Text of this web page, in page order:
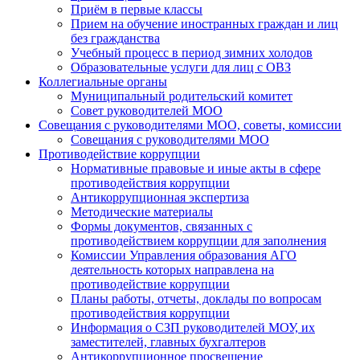
Приём в первые классы
Прием на обучение иностранных граждан и лиц
без гражданства
Учебный процесс в период зимних холодов
Образовательные услуги для лиц с ОВЗ
Коллегиальные органы
Муниципальный родительский комитет
Совет руководителей МОО
Совещания с руководителями МОО, советы, комиссии
Совещания с руководителями МОО
Противодействие коррупции
Нормативные правовые и иные акты в сфере
противодействия коррупции
Антикоррупционная экспертиза
Методические материалы
Формы документов, связанных с
противодействием коррупции для заполнения
Комиссии Управления образования АГО
деятельность которых направлена на
противодействие коррупции
Планы работы, отчеты, доклады по вопросам
противодействия коррупции
Информация о СЗП руководителей МОУ, их
заместителей, главных бухгалтеров
Антикоррупционное просвещение